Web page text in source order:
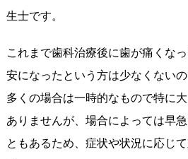
生士です。
これまで歯科治療後に歯が痛くな
安になったという方は少なくない
多くの場合は一時的なもので特に
ありませんが、場合によっては早
ともあるため、症状や状況に応じ